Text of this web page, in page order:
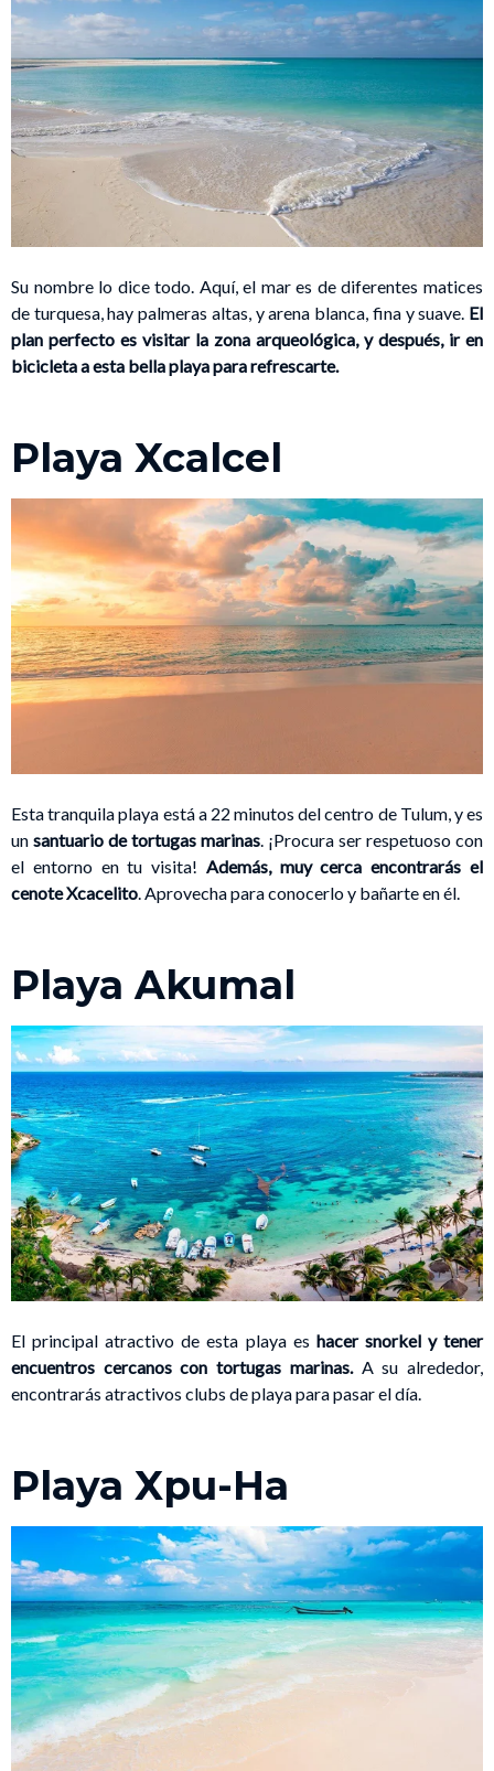
Su nombre lo dice todo. Aquí, el mar es de diferentes matices
de turquesa, hay palmeras altas, y arena blanca, fina y suave. El
plan perfecto es visitar la zona arqueológica, y después, ir en
bicicleta a esta bella playa para refrescarte.
Playa Xcalcel
Esta tranquila playa está a 22 minutos del centro de Tulum, y es
un santuario de tortugas marinas. ¡Procura ser respetuoso con
el entorno en tu visita! Además, muy cerca encontrarás el
cenote Xcacelito. Aprovecha para conocerlo y bañarte en él.
Playa Akumal
El principal atractivo de esta playa es hacer snorkel y tener
encuentros cercanos con tortugas marinas.A su alrededor,
encontrarás atractivos clubs de playa para pasar el día.
Playa Xpu-Ha